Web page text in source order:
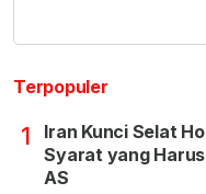
Terpopuler
1
Iran Kunci Selat
Syarat yang
AS